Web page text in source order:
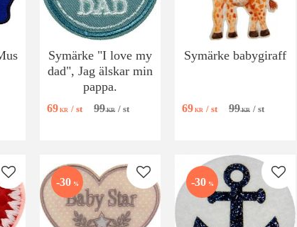
Symärke "I love my
dad", Jag älskar min
pappa.
69 KR /st 99KR /st
Symärke babygiraff
69KR / st 99KR / st
Lägg till i favoriter
30 % Lägg till i favoriter
30 %